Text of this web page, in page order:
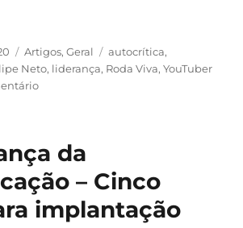
Categorias
Artigos,Geral Tags
autocrítica,
Neto, liderança, Roda Viva,YouTuber
em
autocrítica
de
Felipe
Neto
nos
da
– Cinco
implantação